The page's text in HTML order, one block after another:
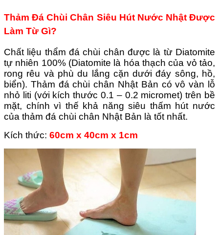
Thảm Đá Chùi Chân Siêu Hút Nước Nhật Được
Làm Từ Gì?
Chất liệu thẩm đá chùi chân được là từ Diatomite
tự nhiên 100% (Diatomite là hóa thạch của vỏ tảo,
rong rêu và phù du lắng cặn dưới đáy sông, hồ,
biển). Thảm đá chùi chân Nhật Bản có vô vàn lỗ
nhỏ liti (với kích thước 0.1 – 0.2 micromet) trên bề
mặt, chính vì thế khả năng siêu thấm hút nước
của thảm đá chùi chân Nhật Bản là tốt nhất.
Kích thức: 60cm x 40cm x 1cm